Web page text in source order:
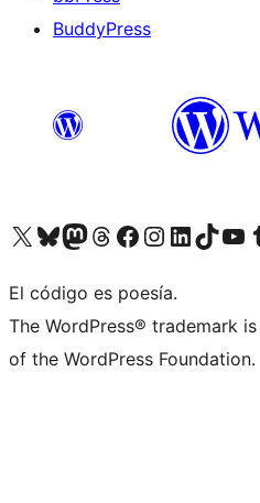
BuddyPress
Visit our X (formerly Twitter) account
Visit our Bluesky account
Visita nuestra cuenta de Twitter
Visit our Threads account
Visita nuestra página de Facebook
Visite nuestra cuenta de
Visit our LinkedIn
Visit our TikTok
Visit our
El código es poesía.
The WordPress® trademark
of the WordPress Foundation.